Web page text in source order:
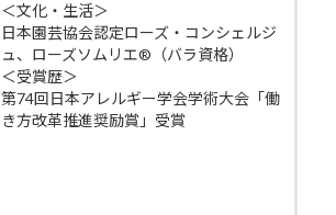
＜文化・生活＞
日本園芸協会認定ローズ・コンシェルジ
ュ、ローズソムリエ®（バラ資格）
＜受賞歴＞
第74回日本アレルギー学会学術大会「働
き方改革推進奨励賞」受賞